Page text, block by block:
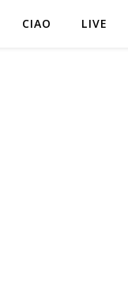
CIAO LIVE